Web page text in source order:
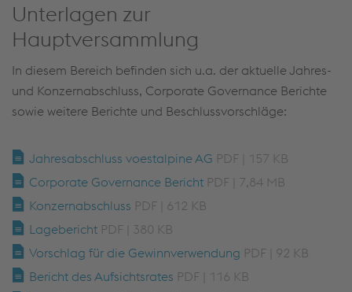
Unterlagen zur
Hauptversammlung
In diesem Bereich befinden sich u.a. der aktuelle Jahres-
und Konzernabschluss, Corporate Governance Berichte
sowie weitere Berichte und Beschlussvorschläge:
Jahresabschluss voestalpine AG PDF | 157 KB
Corporate Governance Bericht PDF | 7,84 MB
Konzernabschluss PDF | 612 KB
Lagebericht PDF | 380 KB
Vorschlag für die Gewinnverwendung PDF | 92 KB
Bericht des Aufsichtsrates PDF | 116 KB